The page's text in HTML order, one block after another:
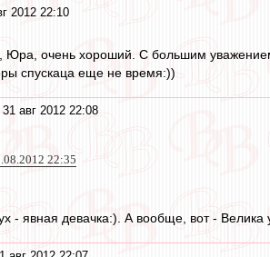
2012 22:10
Юра, очень хороший. С большим
спускаца еще не время:))
31 авг 2012 22:08
22:35
- явная девачка:). А вообще, вот -